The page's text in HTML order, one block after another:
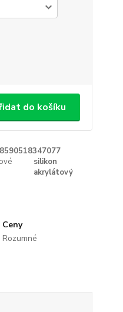
do košíku
8590518347077
silikon
akrylátový
Ceny
Rozumné